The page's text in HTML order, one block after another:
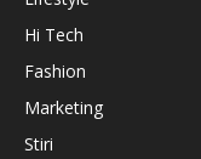
Hi Tech
Fashion
Marketing
Stiri